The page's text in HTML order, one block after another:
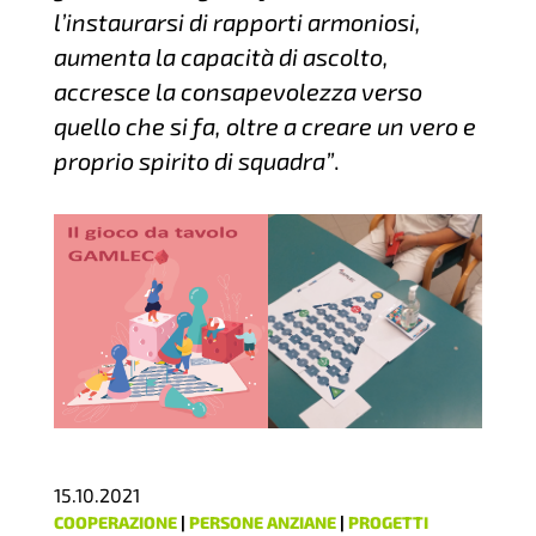
l’instaurarsi di rapporti armoniosi,
aumenta la capacità di ascolto,
accresce la consapevolezza verso
quello che si fa, oltre a creare un vero e
proprio spirito di squadra”.
15.10.2021
COOPERAZIONE| PERSONE ANZIANE| PROGETTI